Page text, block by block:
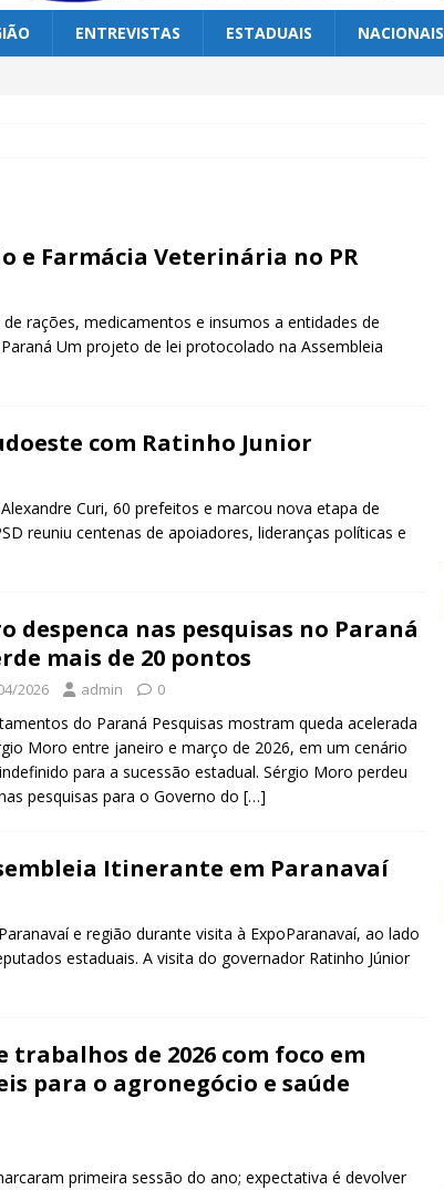
ENTREVISTAS ESTADUAIS NACIONAIS
e Farmácia Veterinária no PR
rações, medicamentos e insumos a entidades de
Um projeto de lei protocolado na Assembleia
com Ratinho Junior
Curi, 60 prefeitos e marcou nova etapa de
reuniu centenas de apoiadores, lideranças políticas e
despenca nas pesquisas no Paraná
mais de 20 pontos
2026 admin 0
do Paraná Pesquisas mostram queda acelerada
Moro entre janeiro e março de 2026, em um cenário
para a sucessão estadual. Sérgio Moro perdeu
pesquisas para o Governo do […]
Itinerante em Paranavaí
e região durante visita à ExpoParanavaí, ao lado
estaduais. A visita do governador Ratinho Júnior
de 2026 com foco em
para o agronegócio e saúde
primeira sessão do ano; expectativa é devolver